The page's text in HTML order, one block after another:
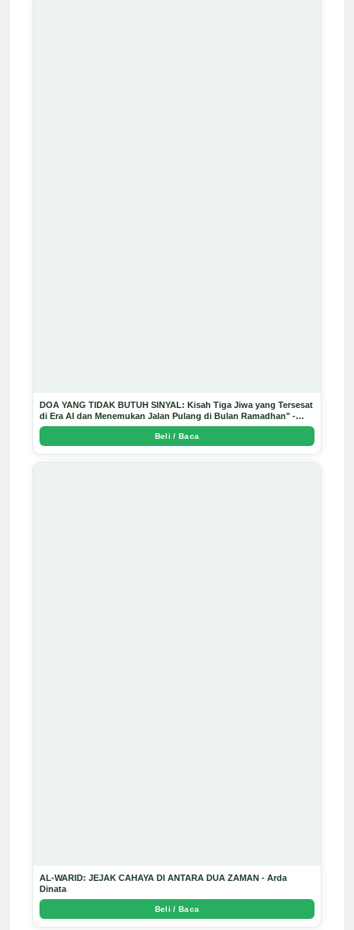
DOA YANG TIDAK BUTUH SINYAL: Kisah Tiga Jiwa yang Tersesat
di Era AI dan Menemukan Jalan Pulang di Bulan Ramadhan" -
Arda Dinata
Beli / Baca
AL-WARID: JEJAK CAHAYA DI ANTARA DUA ZAMAN - Arda
Dinata
Beli / Baca